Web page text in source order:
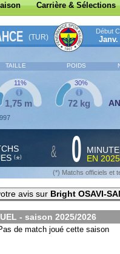
Carrière & Sélections
(TUR)
Début
Janv.
TAILLE POIDS
1,75 m
11%
72 kg
30%
(*) & 0
EN
(*) Matchs officiels et
avis sur Bright OSAVI-
- saison 2025/2026
de match joué cette saison